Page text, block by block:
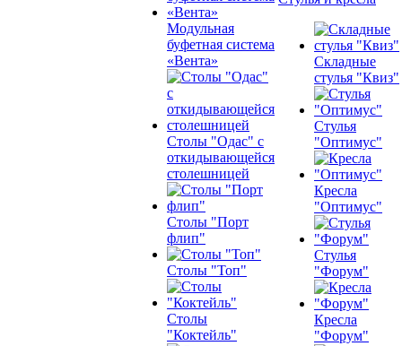
Модульная
буфетная система
«Вента»
Столы "Одас" с
откидывающейся
столешницей
Столы "Порт
флип"
Столы "Топ"
Столы
"Коктейль"
Складные
стулья "Квиз"
Стулья
"Оптимус"
Кресла
"Оптимус"
Стулья
"Форум"
Кресла
"Форум"